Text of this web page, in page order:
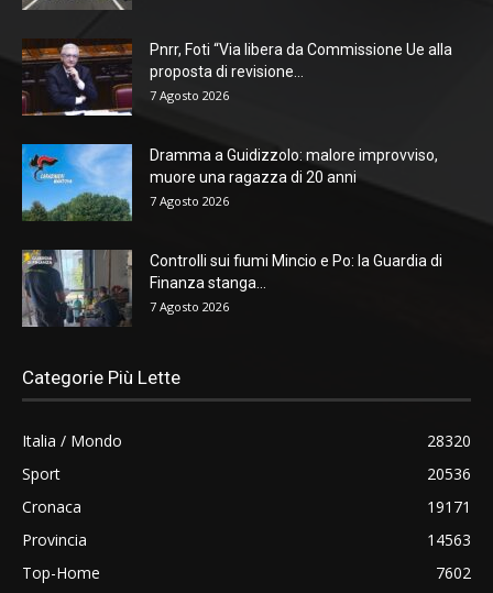
Pnrr, Foti “Via libera da Commissione Ue alla
proposta di revisione...
7 Agosto 2026
Dramma a Guidizzolo: malore improvviso,
muore una ragazza di 20 anni
7 Agosto 2026
Controlli sui fiumi Mincio e Po: la Guardia di
Finanza stanga...
7 Agosto 2026
Categorie Più Lette
Italia / Mondo
28320
Sport
20536
Cronaca
19171
Provincia
14563
Top-Home
7602